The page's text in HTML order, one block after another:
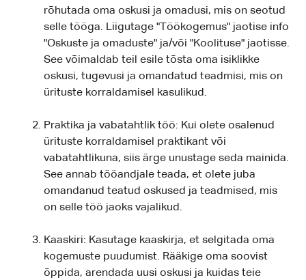
rõhutada oma oskusi ja omadusi, mis on seotud
selle tööga. Liigutage "Töökogemus" jaotise info
"Oskuste ja omaduste" ja/või "Koolituse" jaotisse.
See võimaldab teil esile tõsta oma isiklikke
oskusi, tugevusi ja omandatud teadmisi, mis on
ürituste korraldamisel kasulikud.
Praktika ja vabatahtlik töö: Kui olete osalenud
ürituste korraldamisel praktikant või
vabatahtlikuna, siis ärge unustage seda mainida.
See annab tööandjale teada, et olete juba
omandanud teatud oskused ja teadmised, mis
on selle töö jaoks vajalikud.
Kaaskiri: Kasutage kaaskirja, et selgitada oma
kogemuste puudumist. Rääkige oma soovist
õppida, arendada uusi oskusi ja kuidas teie